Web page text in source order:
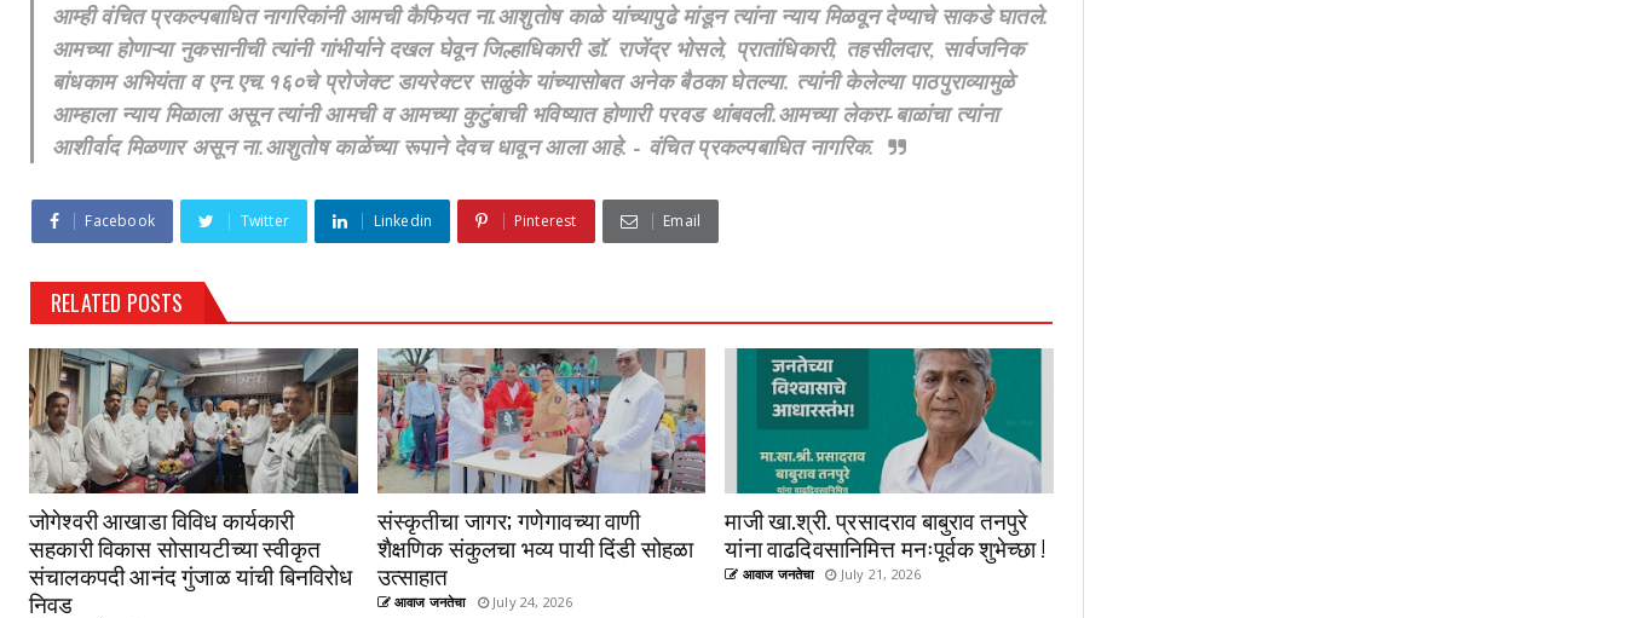
आम्ही वंचित प्रकल्पबाधित नागरिकांनी आमची कैफियत ना.आशुतोष काळे यांच्यापुढे मांडून त्यांना न्याय मिळवून देण्याचे साकडे घातले.
आमच्या होणाऱ्या नुकसानीची त्यांनी गांभीर्याने दखल घेवून जिल्हाधिकारी डॉ. राजेंद्र भोसले, प्रातांधिकारी, तहसीलदार, सार्वजनिक
बांधकाम अभियंता व एन.एच.१६०चे प्रोजेक्ट डायरेक्टर साळुंके यांच्यासोबत अनेक बैठका घेतल्या. त्यांनी केलेल्या पाठपुराव्यामुळे
आम्हाला न्याय मिळाला असून त्यांनी आमची व आमच्या कुटुंबाची भविष्यात होणारी परवड थांबवली.आमच्या लेकरा-बाळांचा त्यांना
आशीर्वाद मिळणार असून ना.आशुतोष काळेंच्या रूपाने देवच धावून आला आहे. - वंचित प्रकल्पबाधित नागरिक.
Facebook Twitter Linkedin Pinterest Email
RELATED POSTS
जोगेश्वरी आखाडा विविध कार्यकारी
सहकारी विकास सोसायटीच्या स्वीकृत
संचालकपदी आनंद गुंजाळ यांची बिनविरोध
निवड
संस्कृतीचा जागर; गणेगावच्या वाणी
शैक्षणिक संकुलचा भव्य पायी दिंडी सोहळा
उत्साहात
आवाज जनतेचा July 24, 2026
माजी खा.श्री. प्रसादराव बाबुराव तनपुरे
यांना वाढदिवसानिमित्त मनःपूर्वक शुभेच्छा !
आवाज जनतेचा July 21, 2026